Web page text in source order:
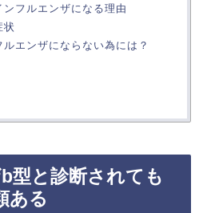
フルエンザになる理由
状
エンザにならない為には？
型と診断されても
ある